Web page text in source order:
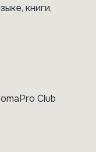
книги,
Club